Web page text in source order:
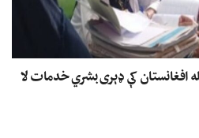
افغانستان کې ډېری بشري خدمات لا